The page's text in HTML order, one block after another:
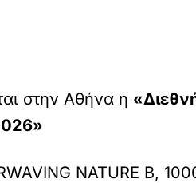
στην Αθήνα η
NATURE B,